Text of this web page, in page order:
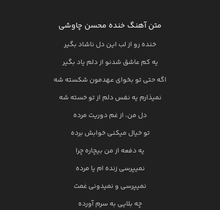
متن آهنگ خنده محسن چاوشی
خنده رو از لب این دل ناشاد بگیر
یه کم عاشق شدنو از دلم یاد بگیر
اگه حتی تو بخوای عهدمون شکسته شه
نمیذارم یه نفس دلم از تو خسته شه
دل من، از غم دوریت مرده
تو خیال میکنی خوابش برده
یه دفعه از من بیچاره چرا
نمیپرسی زنده ام یا مرده
نمیپرسی و نمیدونی غمت
چه بلایی به سرم آورده